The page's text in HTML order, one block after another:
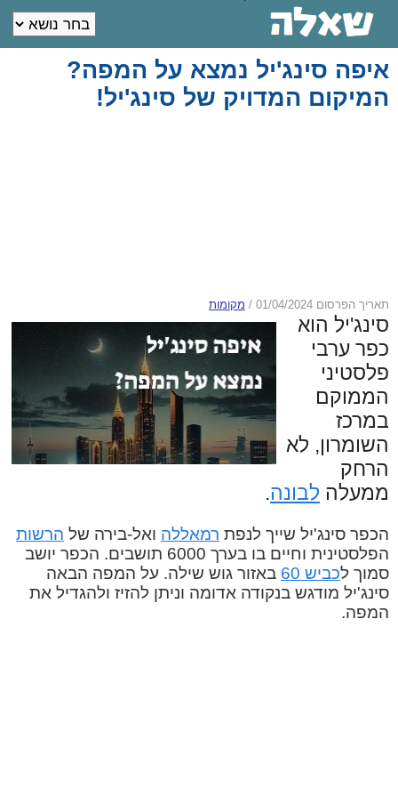
איפה סינג'יל נמצא על המפה?
המיקום המדויק של סינג'יל!
תאריך הפרסום 01/04/2024 / מקומות
סינג'יל הוא
כפר ערבי
פלסטיני
הממוקם
במרכז
השומרון, לא
הרחק
ממעלה לבונה.
הכפר סינג'יל שייך לנפת רמאללה ואל-בירה של הרשות
הפלסטינית וחיים בו בערך 6000 תושבים. הכפר יושב
סמוך לכביש 60
באזור גוש שילה. על המפה הבאה
סינג'יל מודגש בנקודה אדומה וניתן להזיז ולהגדיל את
המפה.